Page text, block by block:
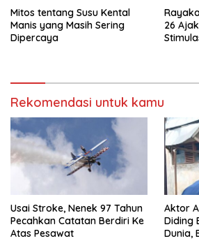
Mitos tentang Susu Kental
Manis yang Masih Sering
Dipercaya
26
Rekomendasi untuk kamu
Usai Stroke, Nenek 97 Tahun
Pecahkan Catatan Berdiri Ke
Atas Pesawat
Aktor
Diding
Dunia,